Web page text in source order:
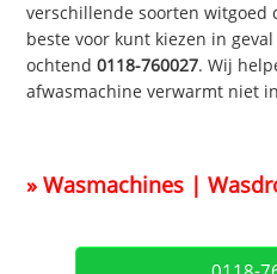
verschillende soorten witgoed
beste voor kunt kiezen in
ochtend0118-760027. Wij
afwasmachine verwarmt niet in
» Wasmachines |